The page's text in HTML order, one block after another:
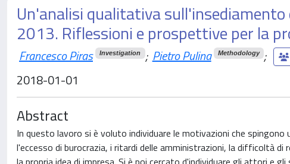
Un'analisi qualitativa
2013. Riflessioni e prospettive per la
Francesco Piras Investigation ; Pietro Pulina Methodology
;
2018-01-01
Abstract
In questo lavoro si è voluto individuare le motivazioni che
l'eccesso di burocrazia, i ritardi delle amministrazioni, la difficoltà